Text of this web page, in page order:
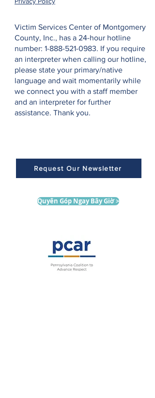
Victim Services Center of Montgomery
County, Inc., has a 24-hour hotline
number: 1-888-521-0983. If you require
an interpreter when calling our hotline,
please state your primary/native
language and wait momentarily while
we connect you with a staff member
and an interpreter for further
assistance. Thank you.
Request Our Newsletter
Quyên Góp Ngay Bây Giờ >